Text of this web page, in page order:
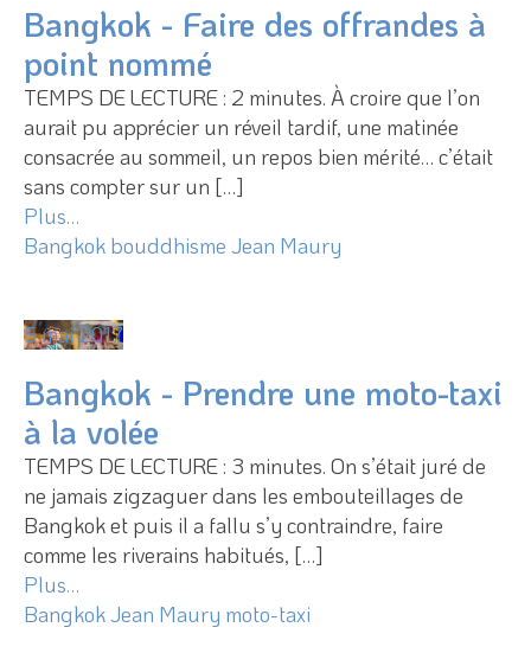
Bangkok - Faire des offrandes à
point nommé
TEMPS DE LECTURE : 2 minutes. À croire que l’on
aurait pu apprécier un réveil tardif, une matinée
consacrée au sommeil, un repos bien mérité… c’était
sans compter sur un […]
Plus…
Bangkok bouddhisme Jean Maury
5 mai 2017
Bangkok - Prendre une moto-taxi
à la volée
TEMPS DE LECTURE : 3 minutes. On s’était juré de
ne jamais zigzaguer dans les embouteillages de
Bangkok et puis il a fallu s’y contraindre, faire
comme les riverains habitués, […]
Plus…
BangkokJean Maury moto-taxi